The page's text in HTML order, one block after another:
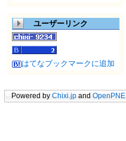
ユーザーリンク
はてなブックマークに追加
Powered by Chixi.jp and OpenPNE